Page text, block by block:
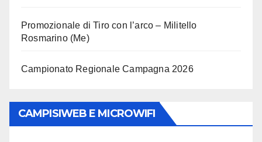
Promozionale di Tiro con l’arco – Militello
Rosmarino (Me)
Campionato Regionale Campagna 2026
CAMPISIWEB E MICROWIFI